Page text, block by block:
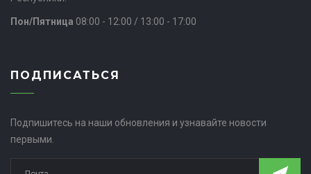
Пон/Пятница 08:00 - 12:00 / 13:00 - 17:00
ПОДПИСАТЬСЯ
Подпишитесь на наши обновления и узнавайте новости
первыми.